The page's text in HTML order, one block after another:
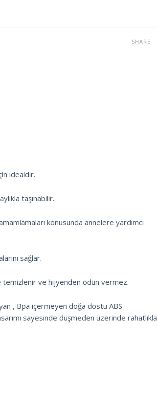
SHARE
idealdir.
taşınabilir.
konusunda annelere yardımcı
sağlar.
temizlenir ve hijyenden ödün vermez.
, Bpa içermeyen doğa dostu ABS
sayesinde düşmeden üzerinde rahatlıkla